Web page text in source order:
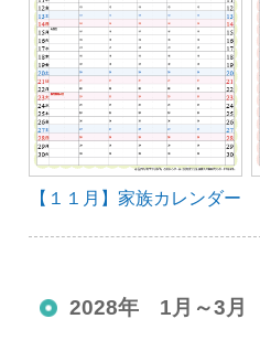
【１１月】家族カレンダー
2028年 1月～3月